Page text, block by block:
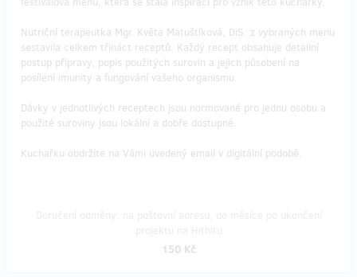
Nutriční terapeutka Mgr. Květa Matuštíková, DiS. z vybraných menu
sestavila celkem třináct receptů. Každý recept obsahuje detailní
postup přípravy, popis použitých surovin a jejich působení na
posílení imunity a fungování vašeho organismu.
Dávky v jednotlivých receptech jsou normované pro jednu osobu a
použité suroviny jsou lokální a dobře dostupné.
Kuchařku obdržíte na Vámi uvedený email v digitální podobě.
150 Kč